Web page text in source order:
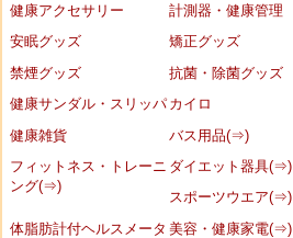
健康アクセサリー
計測器・健康管理
安眠グッズ
矯正グッズ
禁煙グッズ
抗菌・除菌グッズ
健康サンダル・スリッパ カイロ
健康雑貨
バス用品(⇒)
フィットネス・トレーニ
ング(⇒)
ダイエット器具(⇒)
スポーツウエア(⇒)
体脂肪計付ヘルスメータ 美容・健康家電(⇒)